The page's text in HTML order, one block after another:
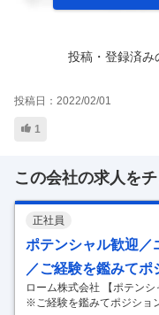
投稿・登録済み
投稿日： 2022/02/01
1
この会社の求人を
正社員
ポテンシャル歓迎／
／ご経験を鑑みて
ローム株式会社 【ポテン
※ご経験を鑑みてポジショ